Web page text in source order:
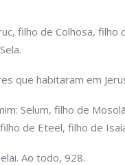
filho de Colhosa, filho
que habitaram em
Selum, filho de
de Eteel, filho de
Ao todo, 928.